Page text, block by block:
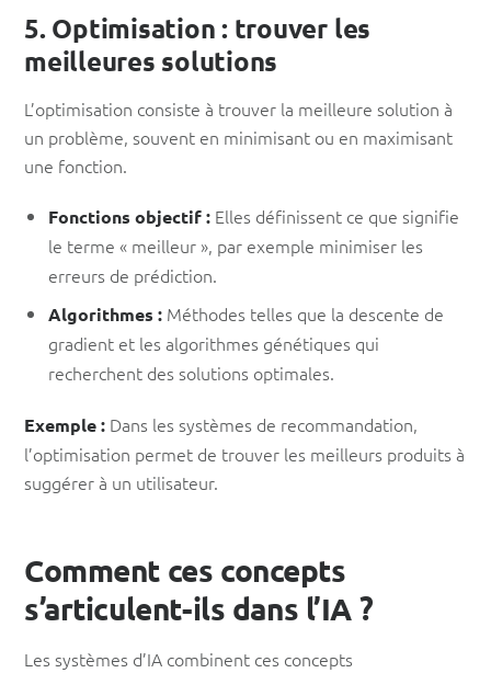
5. Optimisation : trouver les
meilleures solutions
L’optimisation consiste à trouver la meilleure solution à
un problème, souvent en minimisant ou en maximisant
une fonction.
Fonctions objectif : Elles définissent ce que signifie
le terme « meilleur », par exemple minimiser les
erreurs de prédiction.
Algorithmes : Méthodes telles que la descente de
gradient et les algorithmes génétiques qui
recherchent des solutions optimales.
Exemple : Dans les systèmes de recommandation,
l’optimisation permet de trouver les meilleurs produits à
suggérer à un utilisateur.
Comment ces concepts
s’articulent-ils dans l’IA ?
Les systèmes d’IA combinent ces concepts